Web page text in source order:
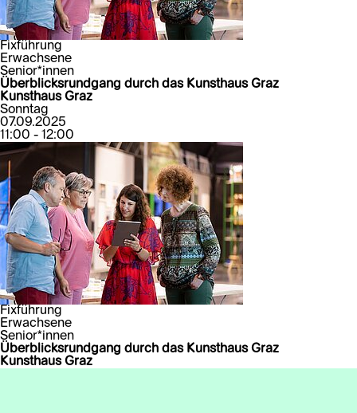
Fixführung
Erwachsene
Senior*innen
Überblicksrundgang durch das Kunsthaus Graz
Kunsthaus Graz
Sonntag
07.09.2025
11:00 - 12:00
Fixführung
Erwachsene
Senior*innen
Überblicksrundgang durch das Kunsthaus Graz
Kunsthaus Graz